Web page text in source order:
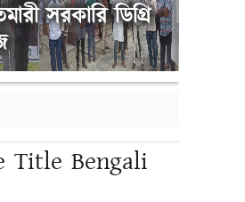
সরকারি ডিগ্রি
Title Bengali